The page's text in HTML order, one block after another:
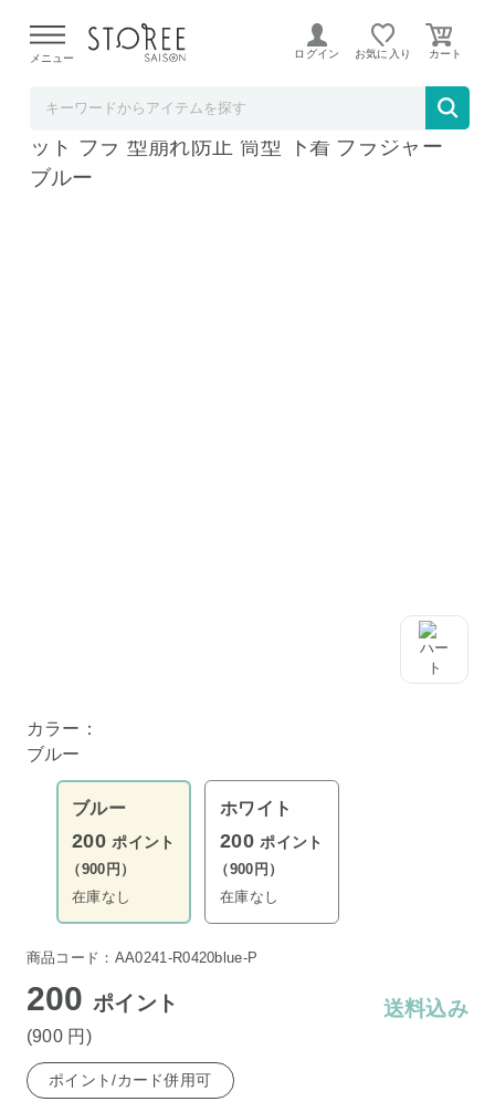
よる配送遅延が発生しております。
メニュー ログイン お気に入り
ブラジャーネット 洗濯ネット ランドリーネ
ット ブラ 型崩れ防止 筒型 下着 ブラジャー
ブルー
カラー：
ブルー
ブルー
200 ポイント
（900円）
在庫なし
ホワイト
200 ポイント
（900円）
在庫なし
商品コード：AA0241-R0420blue-P
200ポイント
(900 円 )
送料込み
ポイント/カード併用可